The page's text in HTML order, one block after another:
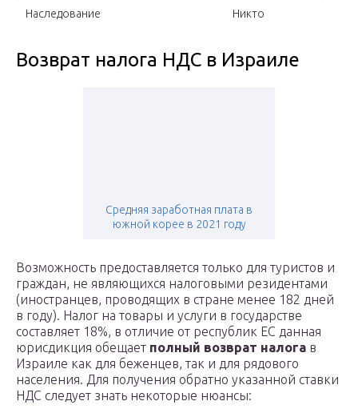
Наследование Никто
Возврат налога НДС в Израиле
Средняя заработная плата в
южной корее в 2021 году
Возможность предоставляется только для туристов и
граждан, не являющихся налоговыми резидентами
(иностранцев, проводящих в стране менее 182 дней
в году). Налог на товары и услуги в государстве
составляет 18%, в отличие от республик ЕС данная
юрисдикция обещает полный возврат налога в
Израиле как для беженцев, так и для рядового
населения. Для получения обратно указанной ставки
НДС следует знать некоторые нюансы: